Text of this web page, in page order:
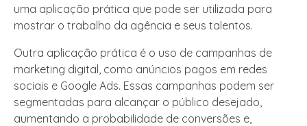
uma aplicação prática que pode ser utilizada para
mostrar o trabalho da agência e seus talentos.
Outra aplicação prática é o uso de campanhas de
marketing digital, como anúncios pagos em redes
sociais e Google Ads. Essas campanhas podem ser
segmentadas para alcançar o público desejado,
aumentando a probabilidade de conversões e,